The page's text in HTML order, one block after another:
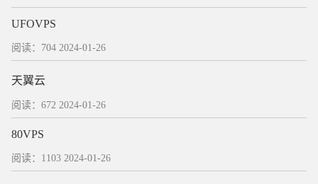
UFOVPS
阅读：704 2024-01-26
天翼云
阅读：672 2024-01-26
80VPS
阅读：1103 2024-01-26